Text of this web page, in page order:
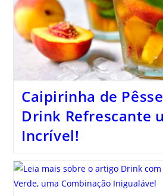
Caipirinha de
Drink Refrescante
Incrível!